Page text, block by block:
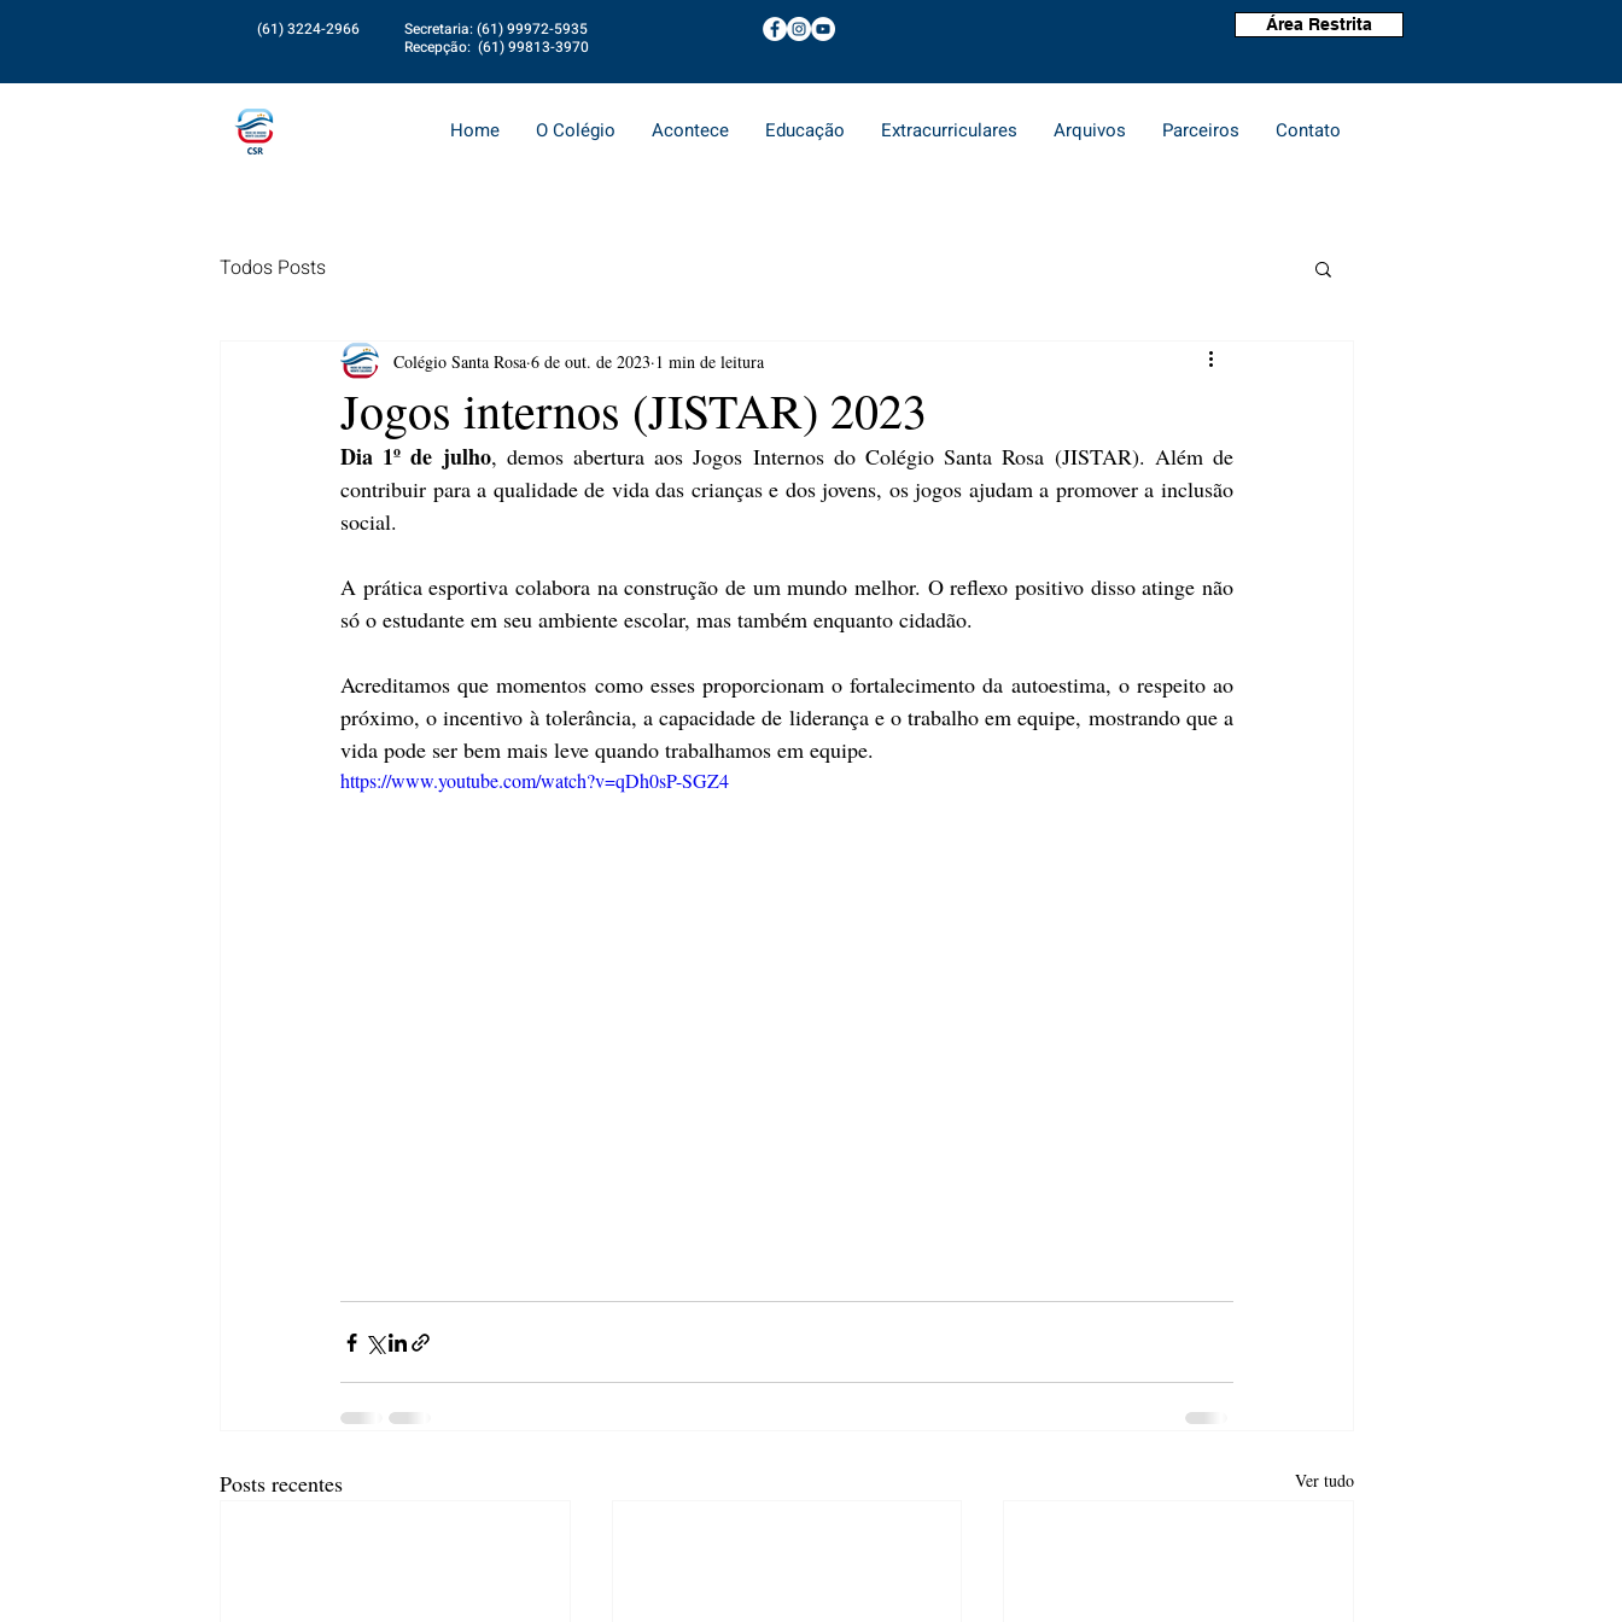
(61) 3224-2966
Recepção: (61) 99813-3970
Secretaria: (61) 99972-5935 Área Restrita
Home O Colégio Acontece Educação Extracurriculares Arquivos Parceiros Contato
Todos Posts
Jogos internos (JISTAR) 2023
Colégio Santa Rosa 6 de out. de 2023 1 min de leitura
Dia 1º de julho, demos abertura aos Jogos Internos do Colégio Santa Rosa (JISTAR). Além de
contribuir para a qualidade de vida das crianças e dos jovens, os jogos ajudam a promover a inclusão
social.
A prática esportiva colabora na construção de um mundo melhor. O reflexo positivo disso atinge não
só o estudante em seu ambiente escolar, mas também enquanto cidadão.
Acreditamos que momentos como esses proporcionam o fortalecimento da autoestima, o respeito ao
próximo, o incentivo à tolerância, a capacidade de liderança e o trabalho em equipe, mostrando que a
vida pode ser bem mais leve quando trabalhamos em equipe.
https://www.youtube.com/watch?v=qDh0sP-SGZ4
Posts recentes Ver tudo